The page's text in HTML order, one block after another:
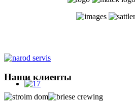
Наши клиенты